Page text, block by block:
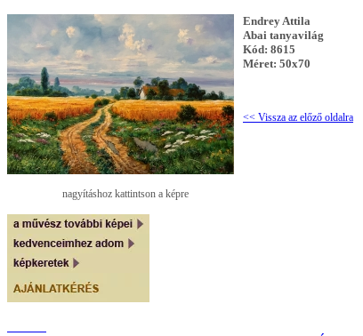
nagyításhoz kattintson a képre
Endrey Attila
Abai tanyavilág
Kód: 8615
Méret: 50x70
<< Vissza az előző oldalra